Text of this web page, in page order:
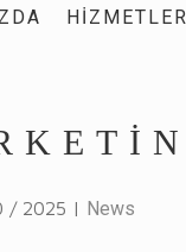
/ 2025 | News